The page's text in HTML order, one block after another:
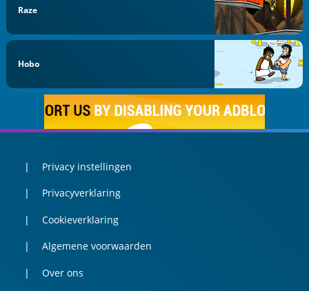
Raze
Hobo
Privacy instellingen
Privacyverklaring
Cookieverklaring
Algemene voorwaarden
Over ons